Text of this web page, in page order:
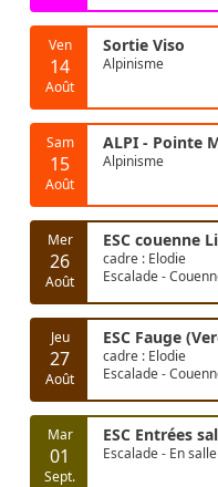
Ven
14
Août
Sortie Viso
Alpinisme
Sam
15
Août
ALPI - Pointe
Alpinisme
Mer
26
Août
ESC couenne
cadre : Elodie
Escalade -
Jeu
27
Août
ESC Fauge
cadre : Elodie
Escalade -
Mar
01
Sept.
ESC Entrées
Escalade - En salle